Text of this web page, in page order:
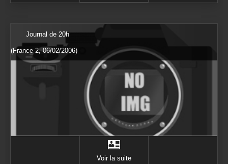
Journal de 20h
(France 2, 06/02/2006)
Voir la suite